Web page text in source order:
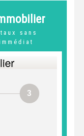
sans